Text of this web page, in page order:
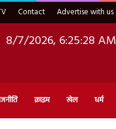
Contact Advertise with us
8/7/2026, 6:25:29 AM
क्राइम खेल धर्म